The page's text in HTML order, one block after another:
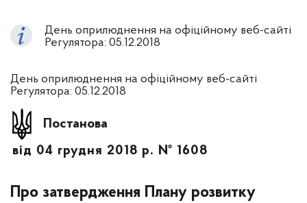
День оприлюднення на офіційному веб-сайті
Регулятора: 05.12.2018
День оприлюднення на офіційному веб-сайті
Регулятора: 05.12.2018
Постанова
від 04 грудня 2018 р. № 1608
Про затвердження Плану розвитку